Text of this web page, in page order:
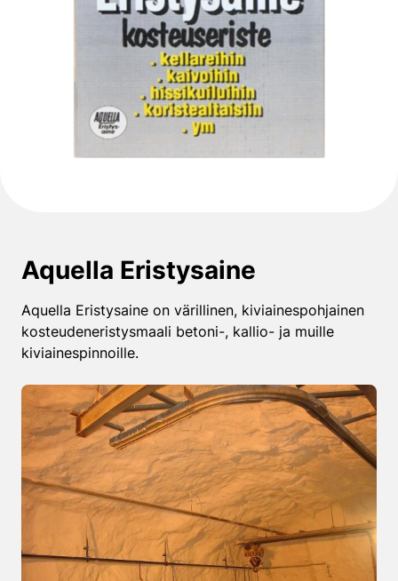
Aquella Eristysaine
Aquella Eristysaine on värillinen, kiviainespohjainen
kosteudeneristysmaali betoni-, kallio- ja muille
kiviainespinnoille.